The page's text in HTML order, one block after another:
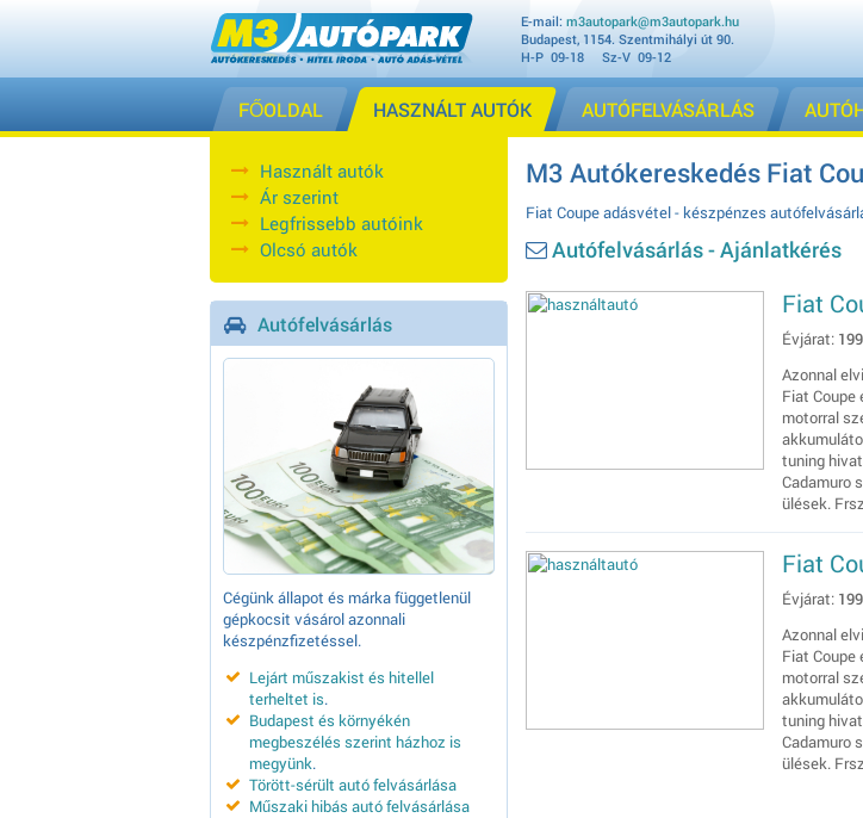
E-mail: m3autopark@m3autopark.hu
Budapest, 1154. Szentmihályi út 90.
H-P 09-18 Sz-V 09-12
FŐOLDAL HASZNÁLT AUTÓK AUTÓFELVÁSÁRLÁS
Használt autók
Ár szerint
Legfrissebb autóink
Olcsó autók
Autófelvásárlás
Cégünk állapot és márka függetlenül
gépkocsit vásárol azonnali
készpénzfizetéssel.
Lejárt műszakist és hitellel
terheltet is.
Budapest és környékén
megbeszélés szerint házhoz is
megyünk.
Törött-sérült autó felvásárlása
Műszaki hibás autó felvásárlása
M3 Autókereskedés Fiat
Fiat Coupe adásvétel - készpénzes
Autófelvásárlás - Ajánlatkérés
Fiat
Évjárat:
Azonnal
Fiat Coupe
motorral
tuning
Cadamuro
ülések.
Fiat
Évjárat:
Azonnal
Fiat Coupe
motorral
tuning
Cadamuro
ülések.